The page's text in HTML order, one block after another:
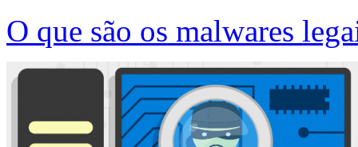
O que são os malwares